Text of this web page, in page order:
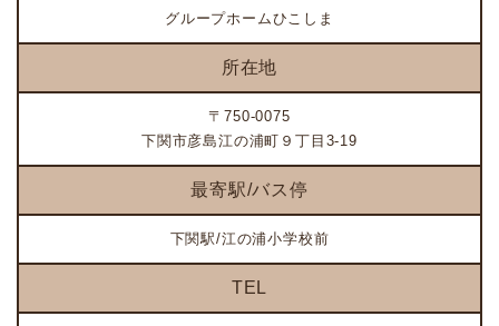
グループホームひこしま
所在地
〒750-0075
下関市彦島江の浦町９丁目3-19
最寄駅/バス停
下関駅/江の浦小学校前
TEL